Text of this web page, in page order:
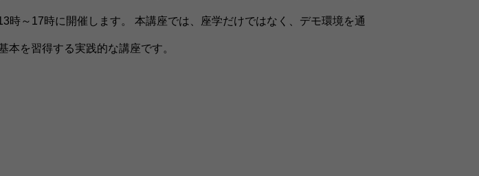
～17時に開催します。 本講座では、座学だけではなく、デモ環境を通
を習得する実践的な講座です。